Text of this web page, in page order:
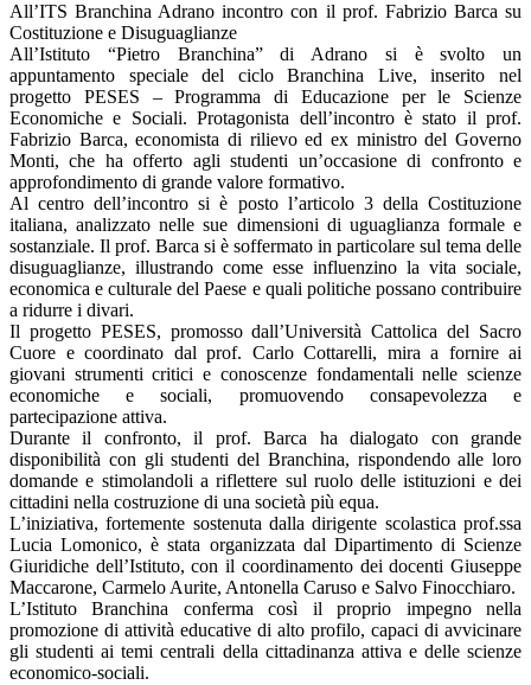
All’ITS Branchina Adrano incontro con il prof. Fabrizio Barca su
Costituzione e Disuguaglianze
All’Istituto “Pietro Branchina” di Adrano si è svolto un
appuntamento speciale del ciclo Branchina Live, inserito nel
progetto PESES – Programma di Educazione per le Scienze
Economiche e Sociali. Protagonista dell’incontro è stato il prof.
Fabrizio Barca, economista di rilievo ed ex ministro del Governo
Monti, che ha offerto agli studenti un’occasione di confronto e
approfondimento di grande valore formativo.
Al centro dell’incontro si è posto l’articolo 3 della Costituzione
italiana, analizzato nelle sue dimensioni di uguaglianza formale e
sostanziale. Il prof. Barca si è soffermato in particolare sul tema delle
disuguaglianze, illustrando come esse influenzino la vita sociale,
economica e culturale del Paese e quali politiche possano contribuire
a ridurre i divari.
Il progetto PESES, promosso dall’Università Cattolica del Sacro
Cuore e coordinato dal prof. Carlo Cottarelli, mira a fornire ai
giovani strumenti critici e conoscenze fondamentali nelle scienze
economiche e sociali, promuovendo consapevolezza e
partecipazione attiva.
Durante il confronto, il prof. Barca ha dialogato con grande
disponibilità con gli studenti del Branchina, rispondendo alle loro
domande e stimolandoli a riflettere sul ruolo delle istituzioni e dei
cittadini nella costruzione di una società più equa.
L’iniziativa, fortemente sostenuta dalla dirigente scolastica prof.ssa
Lucia Lomonico, è stata organizzata dal Dipartimento di Scienze
Giuridiche dell’Istituto, con il coordinamento dei docenti Giuseppe
Maccarone, Carmelo Aurite, Antonella Caruso e Salvo Finocchiaro.
L’Istituto Branchina conferma così il proprio impegno nella
promozione di attività educative di alto profilo, capaci di avvicinare
gli studenti ai temi centrali della cittadinanza attiva e delle scienze
economico-sociali.